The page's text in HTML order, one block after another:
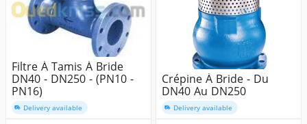
Filtre À Tamis À Bride
DN40 - DN250 - (PN10 -
PN16)
Delivery available
Crépine À Bride - Du
DN40 Au DN250
Delivery available